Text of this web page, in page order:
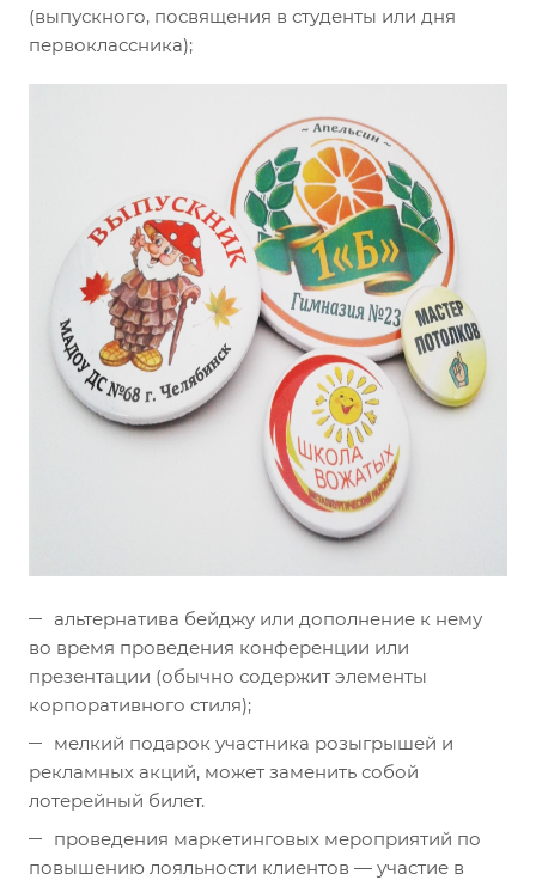
(выпускного, посвящения в студенты или дня
первоклассника);
альтернатива бейджу или дополнение к нему
во время проведения конференции или
презентации (обычно содержит элементы
корпоративного стиля);
мелкий подарок участника розыгрышей и
рекламных акций, может заменить собой
лотерейный билет.
проведения маркетинговых мероприятий по
повышению лояльности клиентов — участие в